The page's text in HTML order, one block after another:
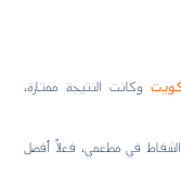
وكانت النتيجة ممتازة،
في مطعمي، فعلاً أفضل